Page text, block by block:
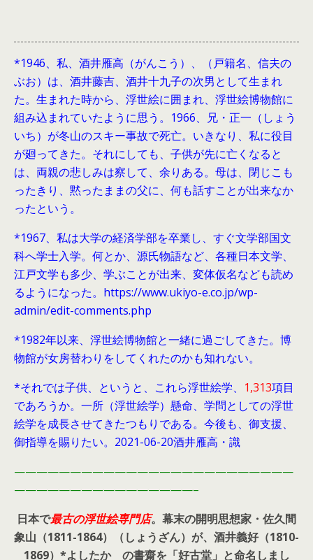
*1946、 私、酒井雁高（がんこう）、（戸籍名、信夫の
ぶお）は、酒井藤吉、酒井十九子の次男として生まれ
た。生まれた時から、浮世絵に囲まれ、浮世絵博物館に
組み込まれていたように思う。1966、兄・正一（しょう
いち）が冬山のスキー事故で死亡。いきなり、私に役目
が廻ってきた。それにしても、子供が先に亡くなると
は、両親の悲しみは察して、余りある。母は、閉じこも
ったきり、黙ったままの父に、何も話すことが出来なか
ったという。
*1967、私は大学の経済学部を卒業し、すぐ文学部国文
科へ学士入学。何とか、源氏物語など、各種日本文学、
江戸文学も多少、学ぶことが出来、変体仮名なども読め
るようになった。https://www.ukiyo-e.co.jp/wp-
admin/edit-comments.php
*1982年以来、浮世絵博物館と一緒に過ごしてきた。博
物館が女房替わりをしてくれたのかも知れない。
*それでは子供、というと、これら浮世絵学、 1,313項目
であろうか。一所（浮世絵学）懸命、学問としての浮世
絵学を成長させてきたつもりである。今後も、御支援、
御指導を賜りたい。2021-06-20酒井雁高・識
—————————————————————————
————————————————–
日本で最古の浮世絵専門店。幕末の開明思想家・ 佐久間
象山（1811-1864）（しょうざん）が、酒井義好（1810-
1869）*よしたか の書齋を「好古堂」と命名しまし